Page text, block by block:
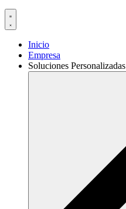
Inicio
Empresa
Soluciones Personalizadas